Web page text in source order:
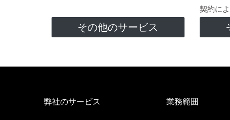
その他のサービス
契約に
弊社のサービス 業務範囲